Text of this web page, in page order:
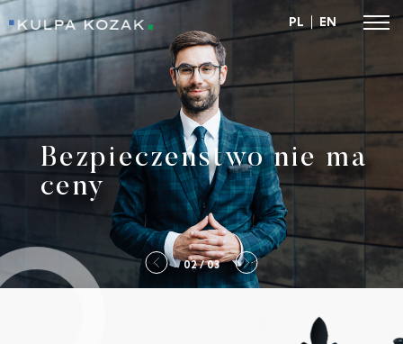
Kulpa Kozak
PL EN
Bezpieczeństwo nie ma
ceny
2 / 03